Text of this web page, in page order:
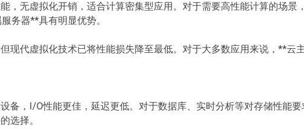
，无虚拟化开销，适合计算密集型应用。对于需要高性能计算的场景
务器**具有明显优势。
现代虚拟化技术已将性能损失降至最低。对于大多数应用来说，**云
备，I/O性能更佳，延迟更低。对于数据库、实时分析等对存储性能要
选择。